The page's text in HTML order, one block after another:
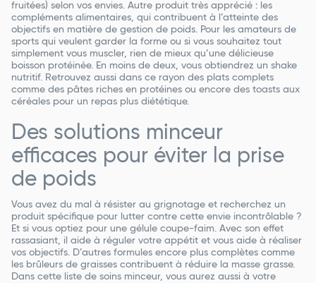
fruitées) selon vos envies. Autre produit très apprécié : les
compléments alimentaires, qui contribuent à l’atteinte des
objectifs en matière de gestion de poids. Pour les amateurs de
sports qui veulent garder la forme ou si vous souhaitez tout
simplement vous muscler, rien de mieux qu’une délicieuse
boisson protéinée. En moins de deux, vous obtiendrez un shake
nutritif. Retrouvez aussi dans ce rayon des plats complets
comme des pâtes riches en protéines ou encore des toasts aux
céréales pour un repas plus diététique.
Des solutions minceur
efficaces pour éviter la prise
de poids
Vous avez du mal à résister au grignotage et recherchez un
produit spécifique pour lutter contre cette envie incontrôlable ?
Et si vous optiez pour une gélule coupe-faim. Avec son effet
rassasiant, il aide à réguler votre appétit et vous aide à réaliser
vos objectifs. D’autres formules encore plus complètes comme
les brûleurs de graisses contribuent à réduire la masse grasse.
Dans cette liste de soins minceur, vous aurez aussi à votre